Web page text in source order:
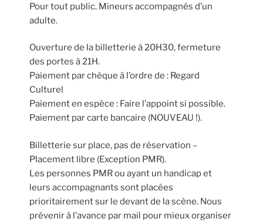
Pour tout public. Mineurs accompagnés d’un
adulte.
Ouverture de la billetterie à 20H30, fermeture
des portes à 21H.
Paiement par chèque à l’ordre de : Regard
Culturel
Paiement en espèce : Faire l’appoint si possible.
Paiement par carte bancaire (NOUVEAU !).
Billetterie sur place, pas de réservation –
Placement libre (Exception PMR).
Les personnes PMR ou ayant un handicap et
leurs accompagnants sont placées
prioritairement sur le devant de la scène. Nous
prévenir à l’avance par mail pour mieux organiser